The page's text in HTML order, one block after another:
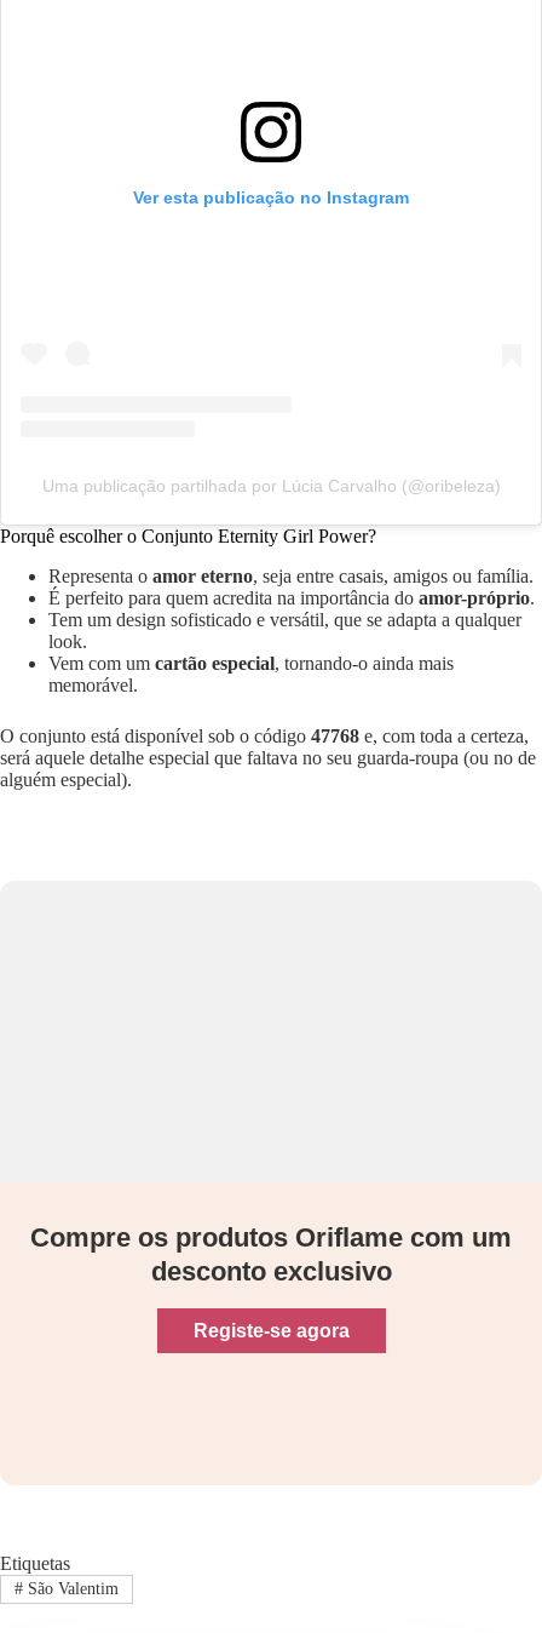
Ver esta publicação no Instagram
Uma publicação partilhada por Lúcia Carvalho (@oribeleza)
Porquê escolher o Conjunto Eternity Girl Power?
Representa o amor eterno, seja entre casais, amigos ou família.
É perfeito para quem acredita na importância do amor-próprio.
Tem um design sofisticado e versátil, que se adapta a qualquer
look.
Vem com um cartão especial, tornando-o ainda mais
memorável.
O conjunto está disponível sob o código 47768 e, com toda a certeza,
será aquele detalhe especial que faltava no seu guarda-roupa (ou no de
alguém especial).
Compre os produtos Oriflame com um
desconto exclusivo
Registe-se agora
Etiquetas
#São Valentim